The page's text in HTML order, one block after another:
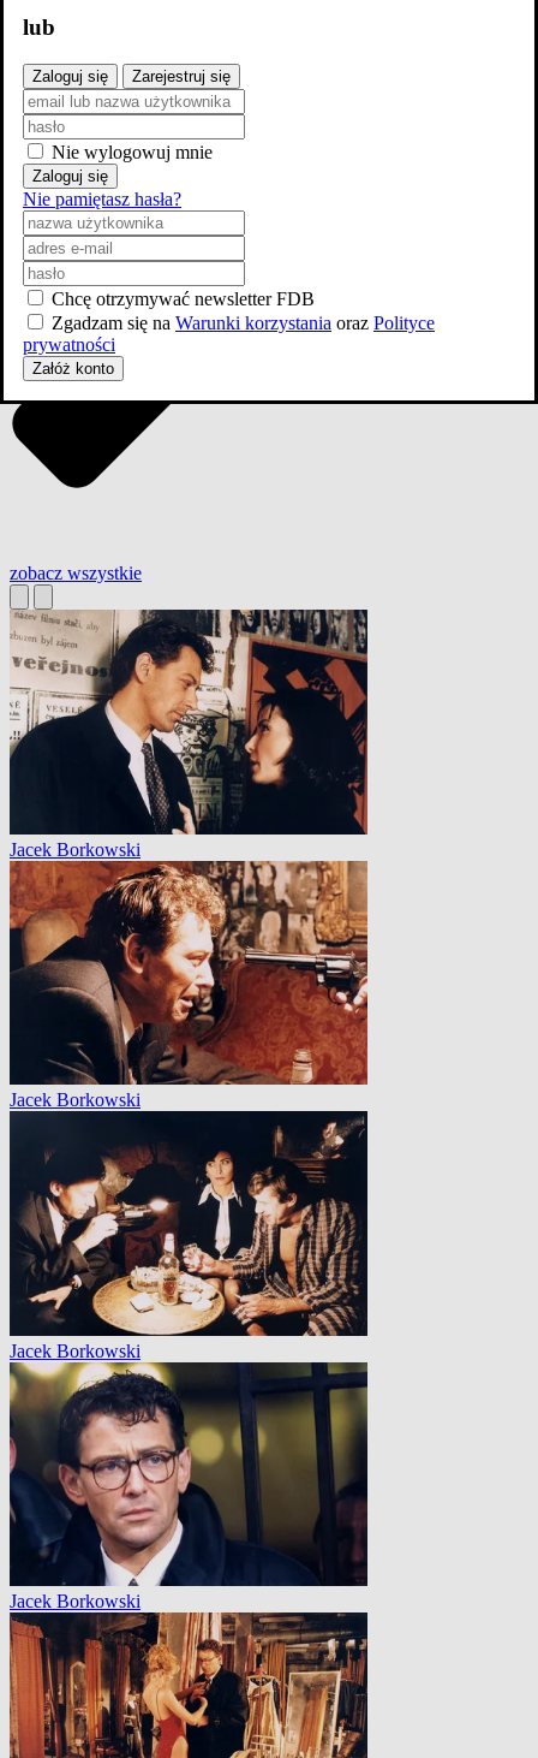
zobacz wszystkie
Jacek Borkowski
Jacek Borkowski
Jacek Borkowski
Jacek Borkowski
lub
Zaloguj się Zarejestruj się
Nie wylogowuj mnie
Zaloguj się
Nie pamiętasz hasła?
Chcę otrzymywać newsletter FDB
Zgadzam się na Warunki korzystania oraz Polityce
prywatności
Załóż konto